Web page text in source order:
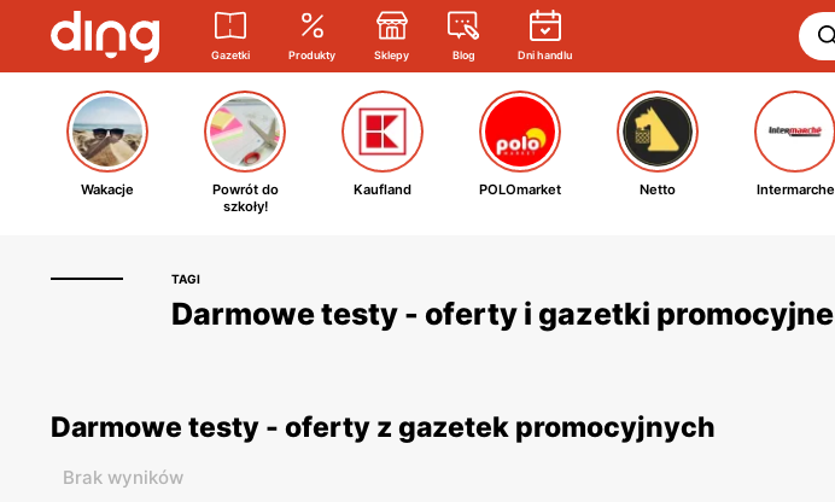
Gazetki Produkty Sklepy Blog Dni handlu
Wakacje
Powrót do
szkoły!
Kaufland POLOmarket Netto Intermarche
TAGI
Darmowe testy - oferty i gazetki promocyjne
Darmowe testy - oferty z gazetek promocyjnych
Brak wyników